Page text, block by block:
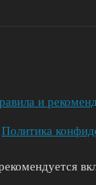
и
Политика